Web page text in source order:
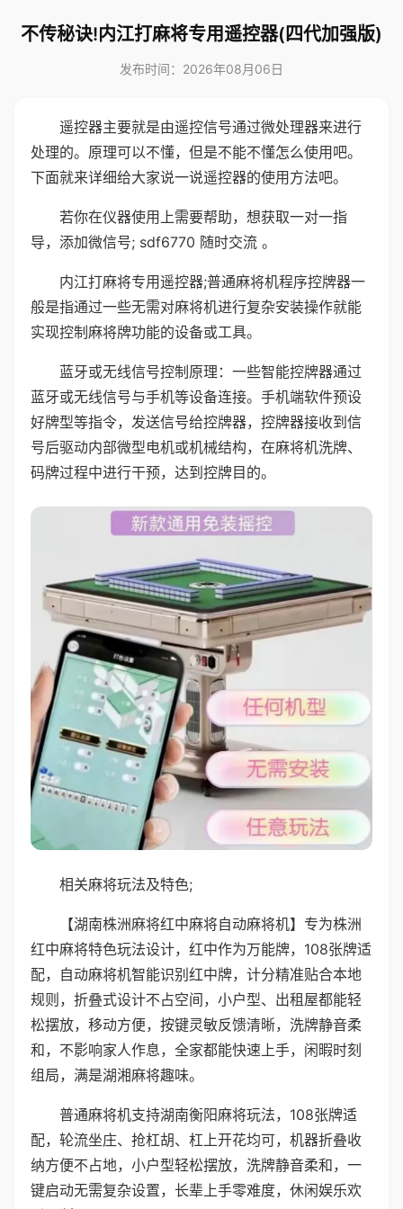
不传秘诀!内江打麻将专用遥控器(四代加强版)
发布时间：2026年08月06日
遥控器主要就是由遥控信号通过微处理器来进行
处理的。原理可以不懂，但是不能不懂怎么使用吧。
下面就来详细给大家说一说遥控器的使用方法吧。
若你在仪器使用上需要帮助，想获取一对一指
导，添加微信号; sdf6770 随时交流 。
内江打麻将专用遥控器;普通麻将机程序控牌器一
般是指通过一些无需对麻将机进行复杂安装操作就能
实现控制麻将牌功能的设备或工具。
蓝牙或无线信号控制原理：一些智能控牌器通过
蓝牙或无线信号与手机等设备连接。手机端软件预设
好牌型等指令，发送信号给控牌器，控牌器接收到信
号后驱动内部微型电机或机械结构，在麻将机洗牌、
码牌过程中进行干预，达到控牌目的。
相关麻将玩法及特色;
【湖南株洲麻将红中麻将自动麻将机】专为株洲
红中麻将特色玩法设计，红中作为万能牌，108张牌适
配，自动麻将机智能识别红中牌，计分精准贴合本地
规则，折叠式设计不占空间，小户型、出租屋都能轻
松摆放，移动方便，按键灵敏反馈清晰，洗牌静音柔
和，不影响家人作息，全家都能快速上手，闲暇时刻
组局，满是湖湘麻将趣味。
普通麻将机支持湖南衡阳麻将玩法，108张牌适
配，轮流坐庄、抢杠胡、杠上开花均可，机器折叠收
纳方便不占地，小户型轻松摆放，洗牌静音柔和，一
键启动无需复杂设置，长辈上手零难度，休闲娱乐欢